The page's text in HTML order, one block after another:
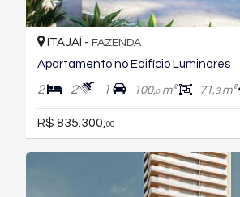
ITAJAÍ - FAZENDA
Apartamento no Edifício Luminares
2 2 1 100,0m² 71,3m²
R$ 835.300,00